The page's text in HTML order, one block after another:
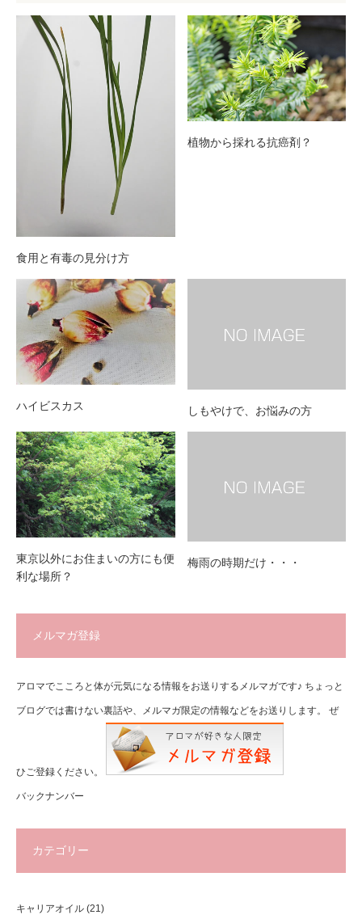
食用と有毒の見分け方
植物から採れる抗癌剤？
ハイビスカス しもやけで、お悩みの方
東京以外にお住まいの方にも便
利な場所？
梅雨の時期だけ・・・
メルマガ登録
アロマでこころと体が元気になる情報をお送りするメルマガです♪ ちょっと
ブログでは書けない裏話や、メルマガ限定の情報などをお送りします。 ぜ
ひご登録ください。
バックナンバー
カテゴリー
キャリアオイル (21)